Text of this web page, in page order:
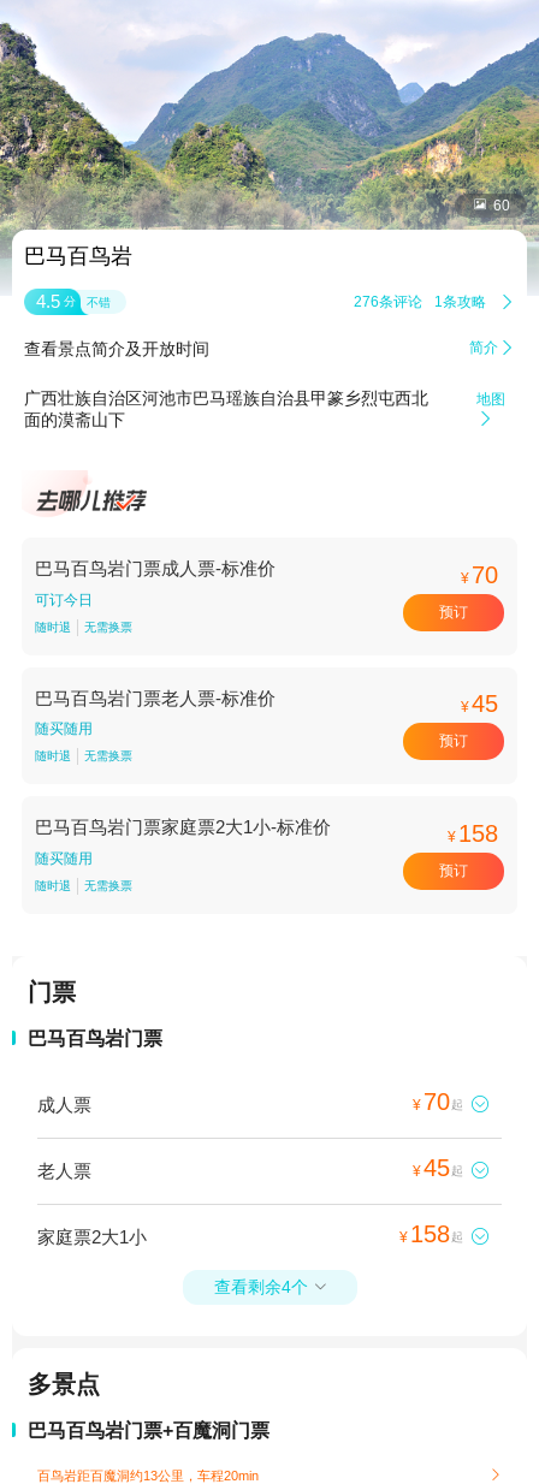
 60
巴马百鸟岩
4.5 分 不错 276条评论 1条攻略 
查看景点简介及开放时间 简介 
广西壮族自治区河池市巴马瑶族自治县甲篆乡烈屯西北
面的漠斋山下
地图

巴马百鸟岩门票成人票-标准价
可订今日
随时退 无需换票
¥ 70
预订
巴马百鸟岩门票老人票-标准价
随买随用
随时退 无需换票
¥45
预订
巴马百鸟岩门票家庭票2大1小-标准价
随买随用
随时退 无需换票
¥ 158
预订
门票
巴马百鸟岩门票
成人票 ¥ 70起 
老人票 ¥45起 
家庭票2大1小 ¥ 158起 
查看剩余4个 
多景点
巴马百鸟岩门票+百魔洞门票
百鸟岩距百魔洞约13公里，车程20min 
